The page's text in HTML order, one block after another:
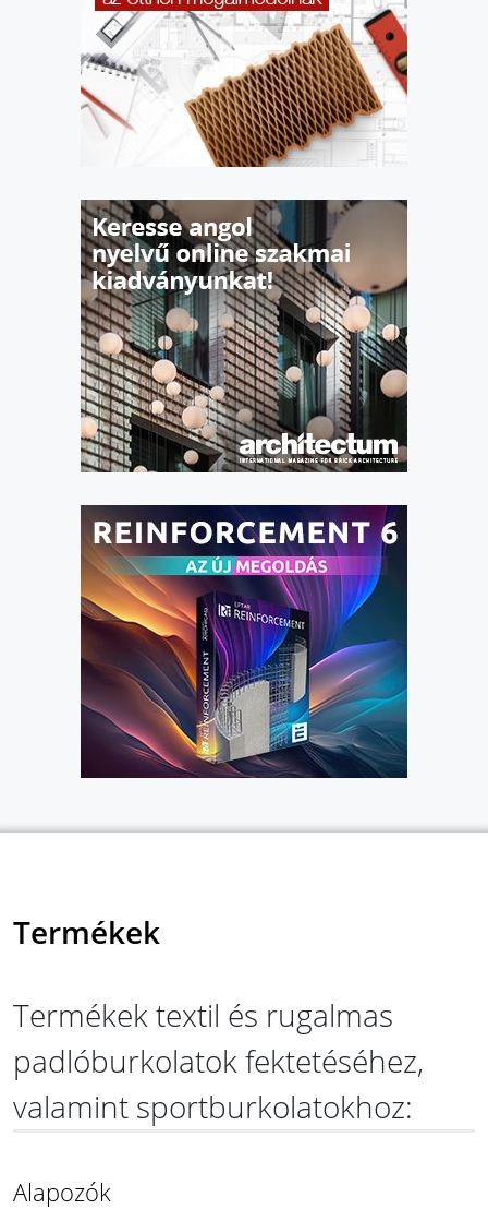
Termékek
Termékek textil és rugalmas
padlóburkolatok fektetéséhez,
valamint sportburkolatokhoz:
Alapozók